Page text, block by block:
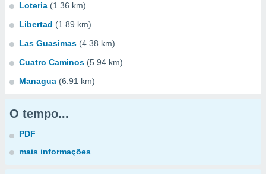
Loteria (1.36 km)
Libertad (1.89 km)
Las Guasimas (4.38 km)
Cuatro Caminos (5.94 km)
Managua (6.91 km)
O tempo...
PDF
mais informações